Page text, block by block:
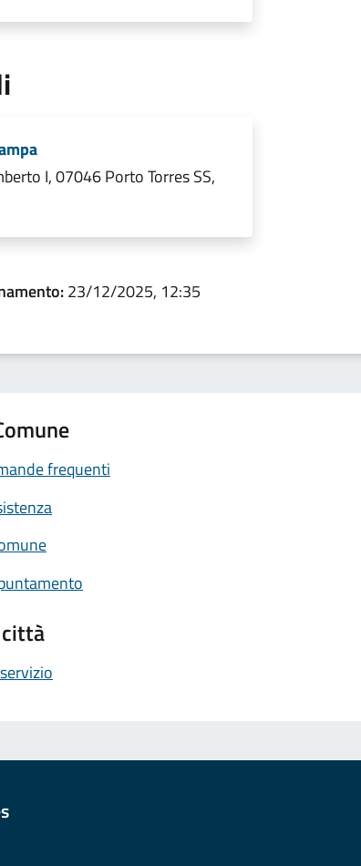
I, 07046 Porto Torres SS,
23/12/2025, 12:35
frequenti